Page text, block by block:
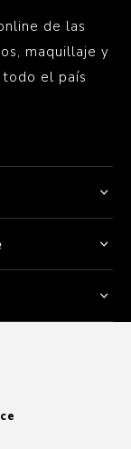
de las
maquillaje y
todo el país